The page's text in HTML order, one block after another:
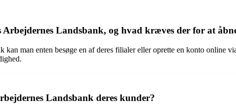
Landsbank, og hvad kræves der for at
kan man enten besøge en af deres filialer eller oprette en konto
Landsbank deres kunder?